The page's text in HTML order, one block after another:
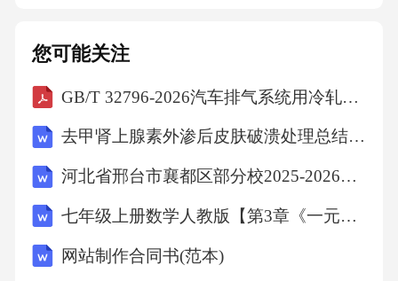
的输出数据输出部分为将一定数量的比特币转
账给该参与者指定的账户地址奖励由两部分组
（约四年）减半，当前值为12.5。第二部分为这
个区块记录的所有交易数据中“多余”的比特币数
量的总和，即交易数据中可能“多余”的比特币将
作为交易费用支付给把这条数据写入区块链的
您可能关注
GB/T 32796-2026汽车排气系统用冷轧铁素体不锈钢钢板及钢带
去甲肾上腺素外渗后皮肤破溃处理总结2026
河北省邢台市襄都区部分校2025-2026学年六年级下学期学程检校道德与法治试题（文字版含答案）
七年级上册数学人教版【第3章《一元一次方程》章节达标检测】（原卷版）
网站制作合同书(范本)